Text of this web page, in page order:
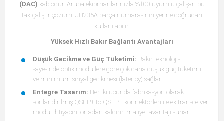
(DAC) kablodur. Aruba ekipmanlarınızla %100 uyumlu çalışan bu
tak-çalıştır çözüm, JH235A parça numarasının yerine doğrudan
kullanılabilir.
Yüksek Hızlı Bakır Bağlantı Avantajları
Düşük Gecikme ve Güç Tüketimi: Bakır teknolojisi
sayesinde optik modüllere göre çok daha düşük güç tüketimi
ve minimum sinyal gecikmesi (latency) sağlar.
Entegre Tasarım: Her iki ucunda fabrikasyon olarak
sonlandırılmış QSFP+ to QSFP+ konnektörleri ile ek transceiver
modül ihtiyacını ortadan kaldırır, maliyet avantajı sunar.